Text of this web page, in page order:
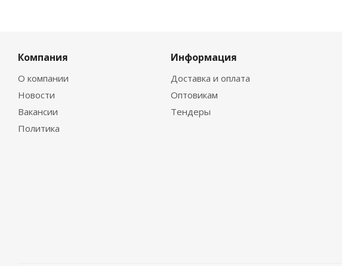
Компания
О компании
Новости
Вакансии
Политика
Информация
Доставка и оплата
Оптовикам
Тендеры